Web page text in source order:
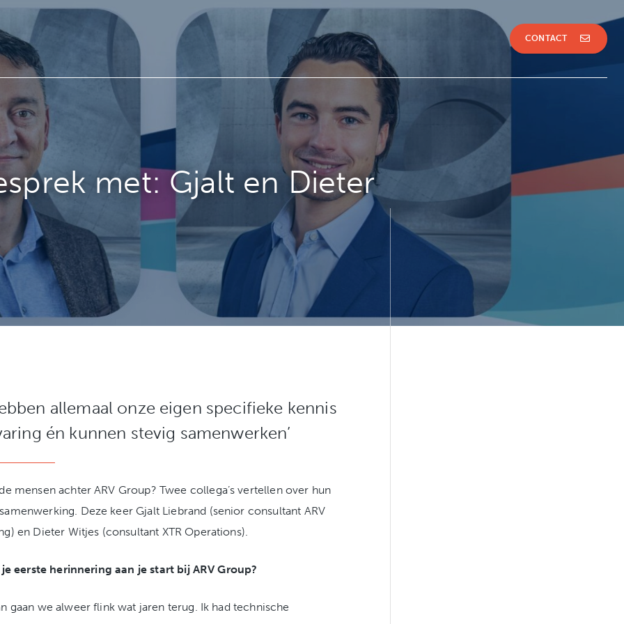
met: Gjalt en Dieter
allemaal onze eigen specifieke kennis
én kunnen stevig samenwerken’
mensen achter ARV Group? Twee collega’s vertellen over hun
Deze keer Gjalt Liebrand (senior consultant ARV
en Dieter Witjes (consultant XTR Operations).
je eerste herinnering aan je start bij ARV Group?
gaan we alweer flink wat jaren terug. Ik had technische
CONTACT